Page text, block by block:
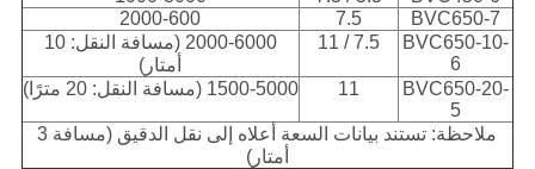
BVC650-7
7.5
2000-600
BVC650-10-
6
7.5 / 11
2000-6000 (مسافة النقل: 10
أمتار)
BVC650-20-
5
11 1500-5000 (مسافة النقل: 20 مترًا)
ملاحظة: تستند بيانات السعة أعلاه إلى نقل الدقيق (مسافة 3
أمتار)